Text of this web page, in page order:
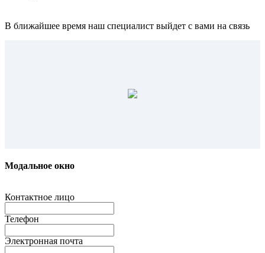
В ближайшее время наш специалист выйдет с вами на связь
Модальное окно
Контактное лицо
Телефон
Электронная почта